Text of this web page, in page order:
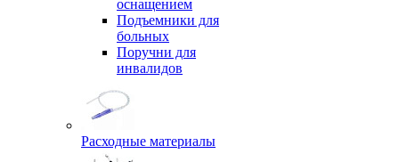
оснащением
Подъемники для
больных
Поручни для
инвалидов
Расходные материалы